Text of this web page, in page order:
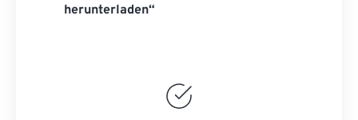
herunterladen“